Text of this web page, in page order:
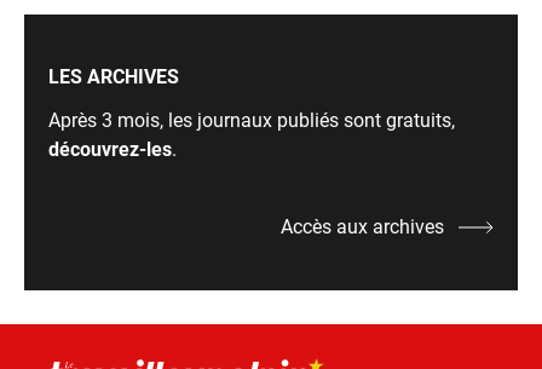
LES ARCHIVES
Après 3 mois, les journaux publiés sont gratuits,
découvrez-les.
Accès aux archives